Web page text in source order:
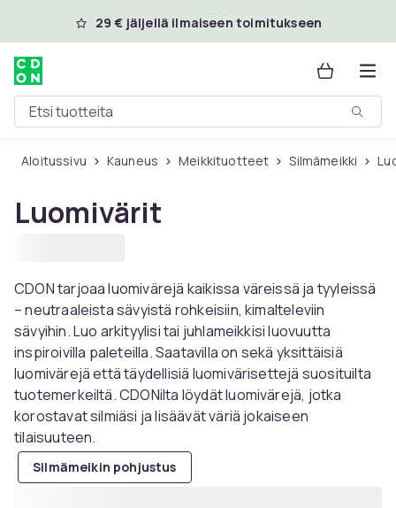
Ohita ja siirry pääsisältöön
29 € jäljellä ilmaiseen toimitukseen
Etsi tuotteita
Aloitussivu Kauneus Meikkituotteet Silmämeikki
Luomivärit
CDON tarjoaa luomivärejä kaikissa väreissä ja tyyleissä
– neutraaleista sävyistä rohkeisiin, kimalteleviin
sävyihin. Luo arkityylisi tai juhlameikkisi luovuutta
inspiroivilla paleteilla. Saatavilla on sekä yksittäisiä
luomivärejä että täydellisiä luomivärisettejä suosituilta
tuotemerkeiltä. CDONilta löydät luomivärejä, jotka
korostavat silmiäsi ja lisäävät väriä jokaiseen
tilaisuuteen.
Silmämeikin pohjustus